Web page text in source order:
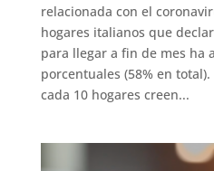
relacionada con el
hogares italianos que
para llegar a fin de mes ha
porcentuales (58% en
cada 10 hogares creen...